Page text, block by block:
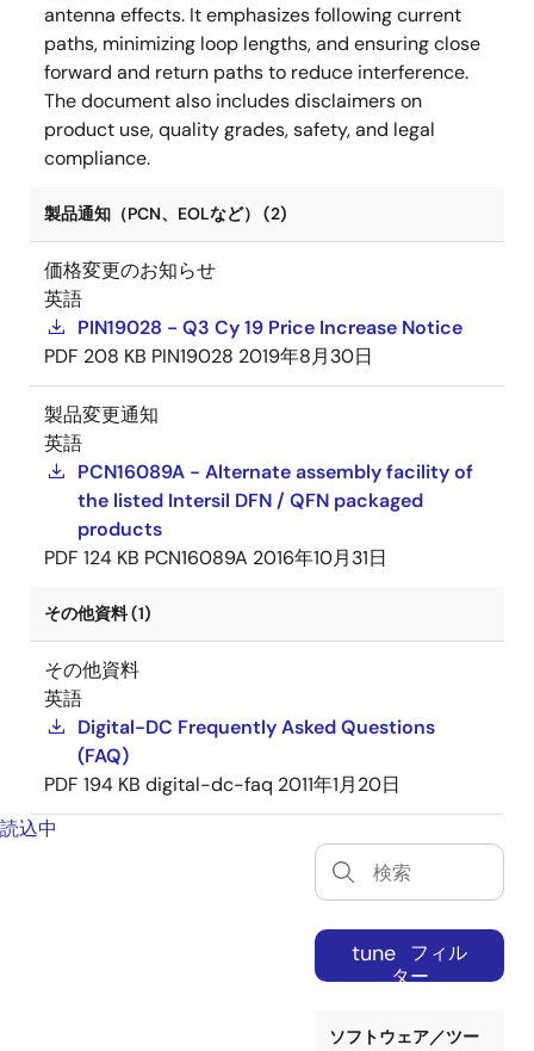
antenna effects. It emphasizes following current
paths, minimizing loop lengths, and ensuring close
forward and return paths to reduce interference.
The document also includes disclaimers on
product use, quality grades, safety, and legal
compliance.
製品通知（PCN、EOLなど） (2)
価格変更のお知らせ
英語
PIN19028 - Q3 Cy 19 Price Increase Notice
PDF 208 KB PIN19028 2019年8月30日
製品変更通知
英語
PCN16089A - Alternate assembly facility of
the listed Intersil DFN / QFN packaged
products
PDF 124 KB PCN16089A 2016年10月31日
その他資料 (1)
その他資料
英語
Digital-DC Frequently Asked Questions
(FAQ)
PDF 194 KB digital-dc-faq 2011年1月20日
読込中
tune
フィル
ター
ソフトウェア／ツー